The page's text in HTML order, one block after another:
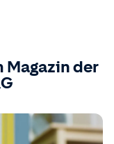
Magazin der